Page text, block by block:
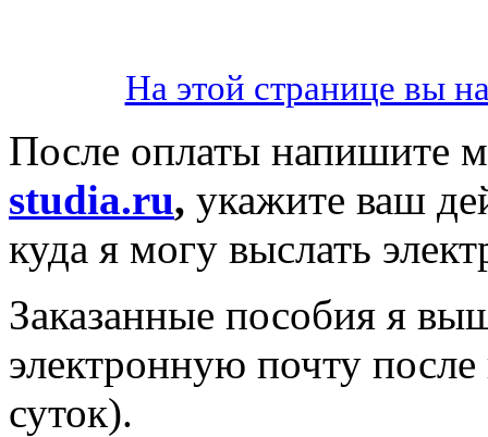
На этой странице вы
После оплаты напишите
studia.ru, укажите ваш
куда я могу выслать
Заказанные пособия я
электронную почту
суток).